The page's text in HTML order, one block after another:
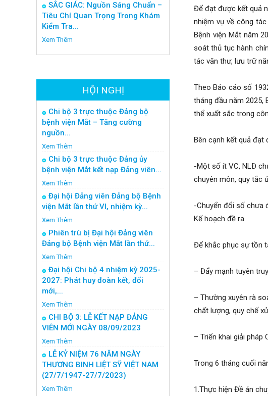
Để đạt được kết quả
nhiệm vụ về công
Bệnh viện Mắt năm
soát thủ tục hành
tác văn thư, lưu trữ
Theo Báo cáo số
tháng đầu năm 2025,
thể xuất sắc trong
Bên cạnh kết quả
-Một số ít VC, NLĐ
chuyên môn, quy tắc
-Chuyển đổi số chưa
Kế hoạch đề ra.
Để khắc phục sự tồn
– Đẩy mạnh tuyên
– Thường xuyên rà
chất lượng, quy chế
– Triển khai giải pháp
Trong 6 tháng cuối
1.Thực hiện Đề án
SẮC GIÁC: Nguồn Sáng Chuẩn –
Tiêu Chí Quan Trọng Trong Khám
Kiểm Tra...
Xem Thêm
HỘI NGHỊ
Chi bộ 3 trực thuộc Đảng bộ
bệnh viện Mắt – Tăng cường
nguồn...
Xem Thêm
Chi bộ 3 trực thuộc Đảng ủy
bệnh viện Mắt kết nạp Đảng viên...
Xem Thêm
Đại hội Đảng viên Đảng bộ Bệnh
viện Mắt lần thứ VI, nhiệm kỳ...
Xem Thêm
Phiên trù bị Đại hội Đảng viên
Đảng bộ Bệnh viện Mắt lần thứ...
Xem Thêm
Đại hội Chi bộ 4 nhiệm kỳ 2025-
2027: Phát huy đoàn kết, đổi
mới,...
Xem Thêm
CHI BỘ 3: LỄ KẾT NẠP ĐẢNG
VIÊN MỚI NGÀY 08/09/2023
Xem Thêm
LỄ KỶ NIỆM 76 NĂM NGÀY
THƯƠNG BINH LIỆT SỸ VIỆT NAM
(27/7/1947-27/7/2023)
Xem Thêm